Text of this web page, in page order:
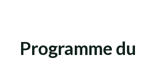
Programme du